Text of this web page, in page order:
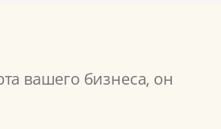
вашего бизнеса, он